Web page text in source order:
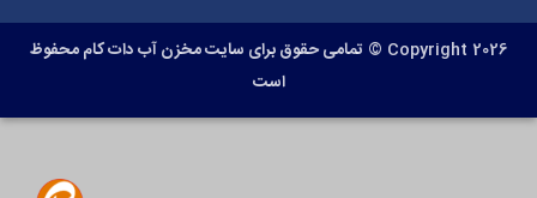
Copyright 2026 ©
تمامی حقوق برای سایت مخزن آب دات کام محفوظ
است